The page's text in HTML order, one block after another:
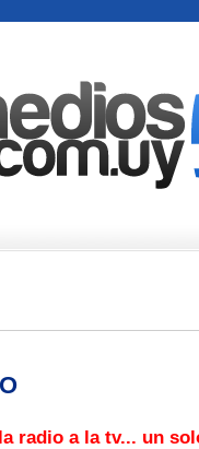
radio a la tv... un